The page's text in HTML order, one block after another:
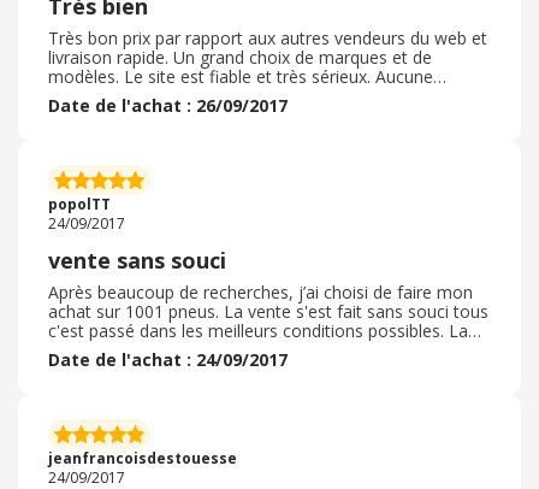
Très bien
Très bon prix par rapport aux autres vendeurs du web et
livraison rapide. Un grand choix de marques et de
modèles. Le site est fiable et très sérieux. Aucune
mauvaise surprise. Je recommande vivement.
Date de l'achat : 26/09/2017
popolTT
24/09/2017
vente sans souci
Après beaucoup de recherches, j’ai choisi de faire mon
achat sur 1001 pneus. La vente s'est fait sans souci tous
c'est passé dans les meilleurs conditions possibles. La
livraison a été rapide et le partenaire qui m'a monté les
pneus a été fiable.
Date de l'achat : 24/09/2017
jeanfrancoisdestouesse
24/09/2017